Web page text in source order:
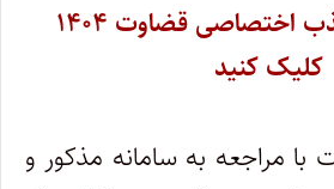
برای ثبت‌نام جذب اختصاصی قضاوت ۱۴۰۴
کلیک کنید
با مراجعه به سامانه مذکور و